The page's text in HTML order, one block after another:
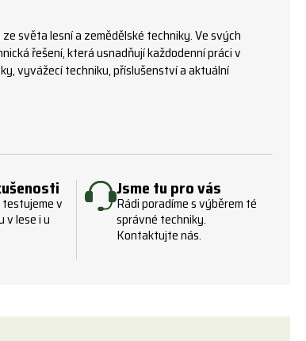
světa lesní a zemědělské techniky. Ve svých
řešení, která usnadňují každodenní práci v
vyvážecí techniku, příslušenství a aktuální
v
v lese i u
Jsme tu pro vás
Rádi poradíme s výběrem té
správné techniky.
Kontaktujte nás.